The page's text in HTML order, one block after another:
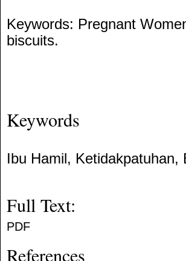
Keywords: Pregnant
biscuits.
Keywords
Ibu Hamil,
Full Text:
PDF
References